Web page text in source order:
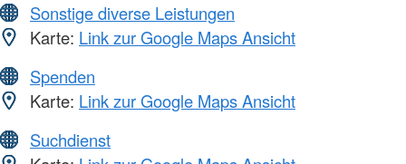
Sonstige diverse Leistungen
Karte: Link zur Google Maps Ansicht
Spenden
Karte: Link zur Google Maps Ansicht
Suchdienst